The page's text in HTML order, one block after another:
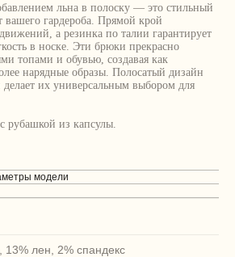
льна в полоску — это стильный
гардероба. Прямой крой
а резинка по талии гарантирует
в носке. Эти брюки прекрасно
топами и обувью, создавая как
нарядные образы. Полосатый дизайн
их универсальным выбором для
рубашкой из капсулы.
модели
13% лен, 2% спандекс